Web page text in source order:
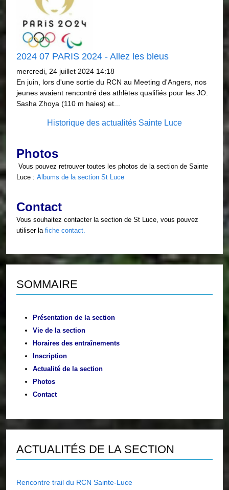
2024 07 PARIS 2024 - Allez les bleus
mercredi, 24 juillet 2024 14:18
En juin, lors d'une sortie du RCN au Meeting d'Angers, nos
jeunes avaient rencontré des athlètes qualifiés pour les JO.
Sasha Zhoya (110 m haies) et...
Historique des actualités Sainte Luce
Photos
Vous pouvez retrouver toutes les photos de la section de Sainte
Luce : Albums de la section St Luce
Contact
Vous souhaitez contacter la section de St Luce, vous pouvez
utiliser la fiche contact.
SOMMAIRE
Présentation de la section
Vie de la section
Horaires des entraînements
Inscription
Actualité de la section
Photos
Contact
ACTUALITÉS DE LA SECTION
Rencontre trail du RCN Sainte-Luce